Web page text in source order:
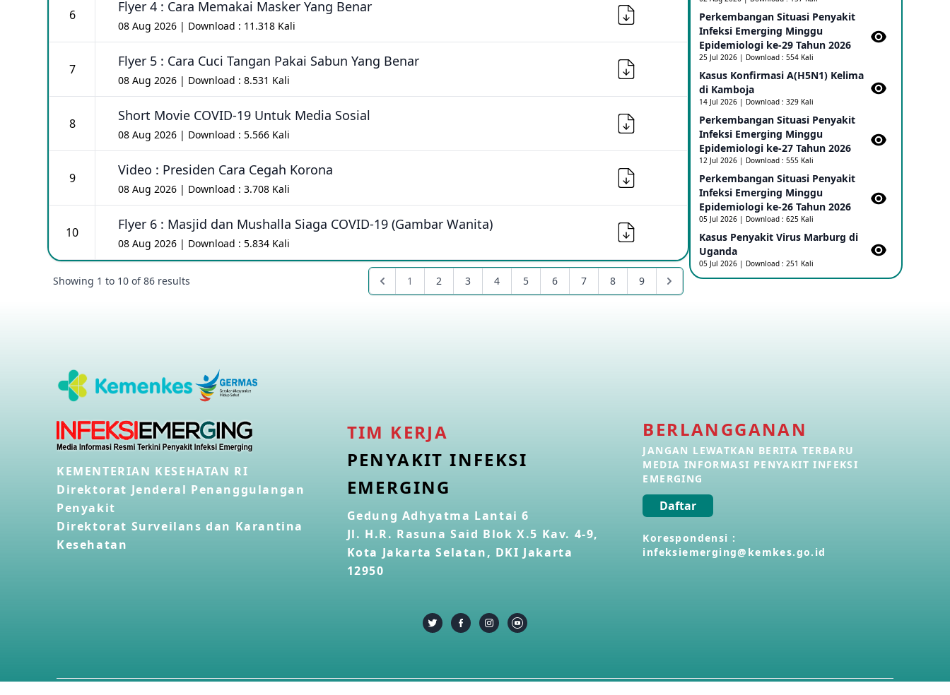
6 Flyer 4 : Cara Memakai Masker Yang Benar
08 Aug 2026 | Download : 11.318 Kali
7 Flyer 5 : Cara Cuci Tangan Pakai Sabun Yang Benar
08 Aug 2026 | Download : 8.531 Kali
8 Short Movie COVID-19 Untuk Media Sosial
08 Aug 2026 | Download : 5.566 Kali
9 Video : Presiden Cara Cegah Korona
08 Aug 2026 | Download : 3.708 Kali
10 Flyer 6 : Masjid dan Mushalla Siaga COVID-19 (Gambar Wanita)
08 Aug 2026 | Download : 5.834 Kali
Showing 1 to 10 of86 results 1 2 3 4 5 6 7 8 9
Update Informasi PHEIC Penyakit
Ebola
23 May 2026
Penetapan Outbreak Penyakit Ebola di
RD Kongo dan Uganda Sebagai PHEIC
17 May 2026
Outbreak Penyakti Ebola di RD Kongo
Kasus Konfirmasi A(H5NN6) di Cina
Kasus Konfirmasi Avian Influenza
Perkembangan Situasi Penyakit
Infeksi Emerging Minggu
Epidemiologi ke-29 Tahun 2026
25 Jul 2026 | Download : 554 Kali
Kasus Konfirmasi A(H5N1) Kelima
di Kamboja​
14 Jul 2026 | Download : 329 Kali
Perkembangan Situasi Penyakit
Infeksi Emerging Minggu
Epidemiologi ke-27 Tahun 2026
12 Jul 2026 | Download : 555 Kali
Perkembangan Situasi Penyakit
Infeksi Emerging Minggu
Epidemiologi ke-26 Tahun 2026
05 Jul 2026 | Download : 625 Kali
Kasus Penyakit Virus Marburg di
Uganda
05 Jul 2026 | Download : 251 Kali
KEMENTERIAN KESEHATAN RI
Direktorat Jenderal Penanggulangan
Penyakit
Direktorat Surveilans dan Karantina
Kesehatan
TIM KERJA
PENYAKIT INFEKSI
EMERGING
Gedung Adhyatma Lantai 6
Jl. H.R. Rasuna Said Blok X.5 Kav. 4-9,
Kota Jakarta Selatan, DKI Jakarta
12950
BERLANGGANAN
JANGAN LEWATKAN BERITA TERBARU
MEDIA INFORMASI PENYAKIT INFEKSI
EMERGING
Daftar
Korespondensi :
infeksiemerging@kemkes.go.id